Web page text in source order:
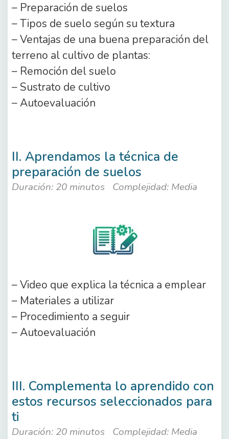
– Preparación de suelos
– Tipos de suelo según su textura
– Ventajas de una buena preparación del
terreno al cultivo de plantas:
– Remoción del suelo
– Sustrato de cultivo
– Autoevaluación
II. Aprendamos la técnica de
preparación de suelos
Duración: 20 minutos Complejidad: Media
– Video que explica la técnica a emplear
– Materiales a utilizar
– Procedimiento a seguir
– Autoevaluación
III. Complementa lo aprendido con
estos recursos seleccionados para
ti
Duración: 20 minutos Complejidad: Media